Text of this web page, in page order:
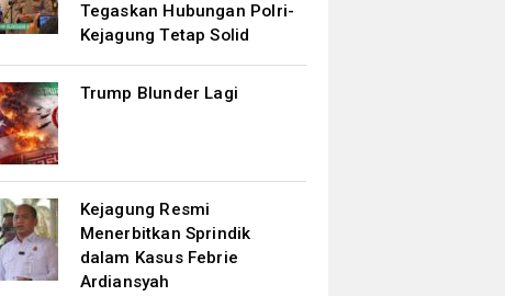
Tegaskan Hubungan Polri-
Kejagung Tetap Solid
Trump Blunder Lagi
Kejagung Resmi
Menerbitkan Sprindik
dalam Kasus Febrie
Ardiansyah